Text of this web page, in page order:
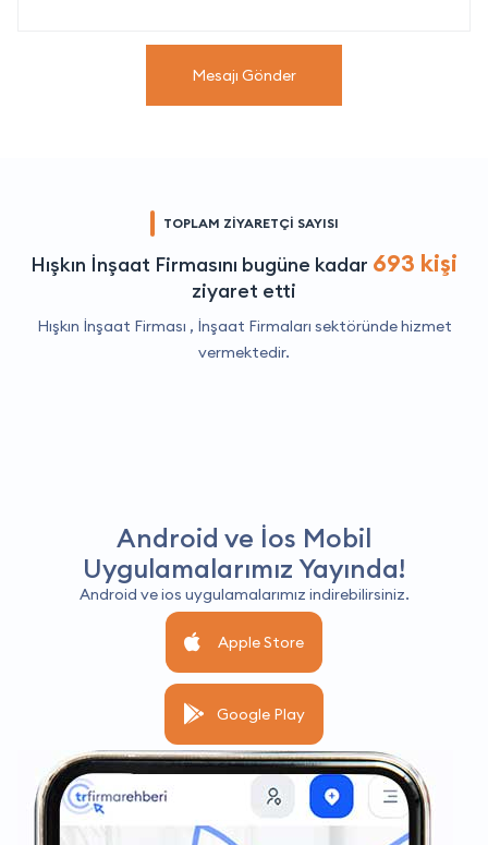
Mesajı Gönder
TOPLAM ZİYARETÇİ SAYISI
Hışkın İnşaat Firmasını bugüne kadar 693 kişi
ziyaret etti
Hışkın İnşaat Firması , İnşaat Firmaları sektöründe hizmet
vermektedir.
Android ve İos Mobil
Uygulamalarımız Yayında!
Android ve ios uygulamalarımız indirebilirsiniz.
Apple Store
Google Play